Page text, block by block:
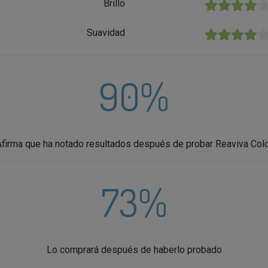
Brillo ★★★★★
Suavidad ★★★★★
90%
que ha notado resultados después de probar Reaviva
73%
Lo comprará después de haberlo probado